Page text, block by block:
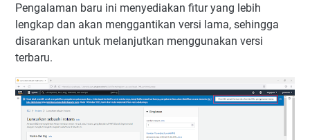
Pengalaman baru ini menyediakan fitur yang lebih
lengkap dan akan menggantikan versi lama, sehingga
disarankan untuk melanjutkan menggunakan versi
terbaru.